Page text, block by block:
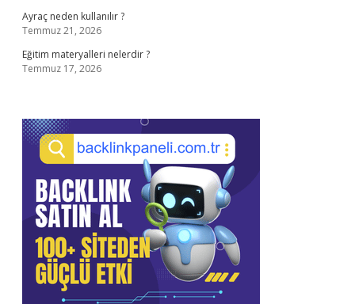
Ayraç neden kullanılır ?
Temmuz 21, 2026
Eğitim materyalleri nelerdir ?
Temmuz 17, 2026